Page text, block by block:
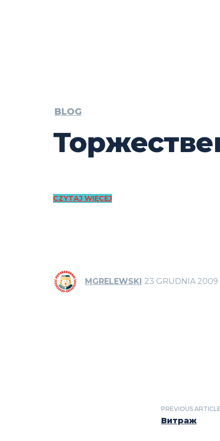
BLOG
CZYTAJ WIĘCEJ
MGRELEWSKI 23 GRUDNIA 2009
PREVIOUS ARTICLE
Витраж